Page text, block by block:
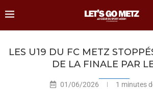
LES U19 DU FC METZ
DE LA FINALE PAR
01/06/2026 1 minutes